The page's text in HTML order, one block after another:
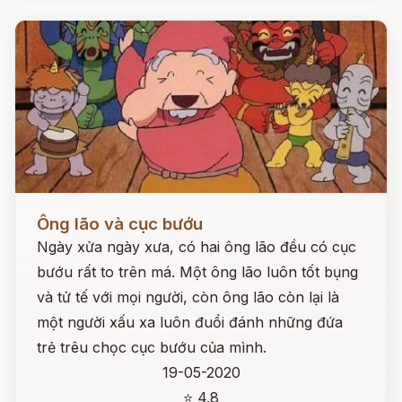
Đọc ngay
Ông lão và cục bướu
Ngày xửa ngày xưa, có hai ông lão đều có cục
bướu rất to trên má. Một ông lão luôn tốt bụng
và tử tế với mọi người, còn ông lão còn lại là
một người xấu xa luôn đuổi đánh những đứa
trẻ trêu chọc cục bướu của mình.
19-05-2020
⭐ 4.8